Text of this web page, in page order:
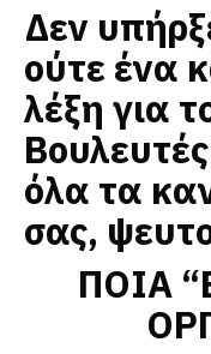
Δεν
ούτε ένα
λέξη για
όλα τα
σας,
ΠΟΙΑ